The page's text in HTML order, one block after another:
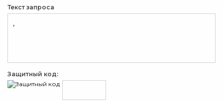
Текст запроса
Защитный код: